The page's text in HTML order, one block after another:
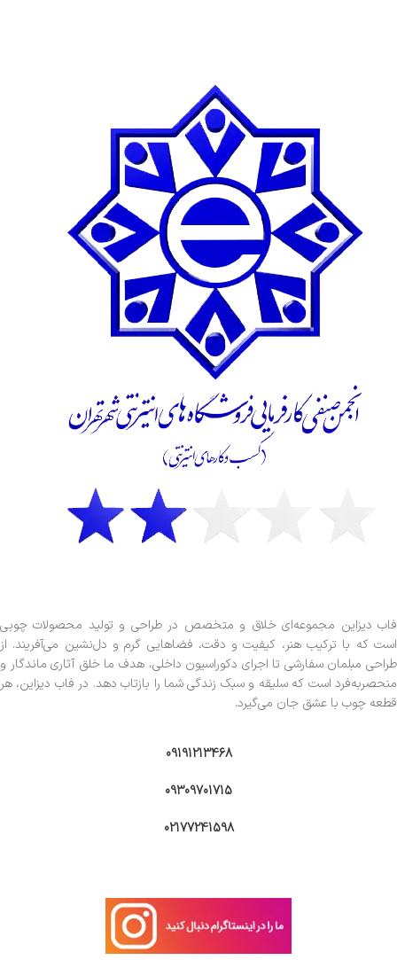
فاب دیزاین مجموعه‌ای خلاق و متخصص در طراحی و تولید محصولات چوبی
است که با ترکیب هنر، کیفیت و دقت، فضاهایی گرم و دل‌نشین می‌آفریند. از
طراحی مبلمان سفارشی تا اجرای دکوراسیون داخلی، هدف ما خلق آثاری ماندگار و
منحصربه‌فرد است که سلیقه و سبک زندگی شما را بازتاب دهد. در فاب دیزاین، هر
قطعه چوب با عشق جان می‌گیرد.
09191213468
09309701715
02177241598